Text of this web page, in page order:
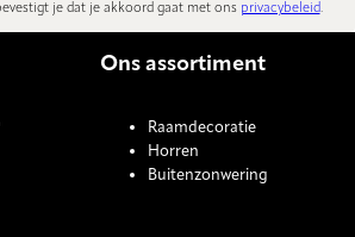
je dat je akkoord gaat met ons privacybeleid.
Ons assortiment
Raamdecoratie
Horren
Buitenzonwering